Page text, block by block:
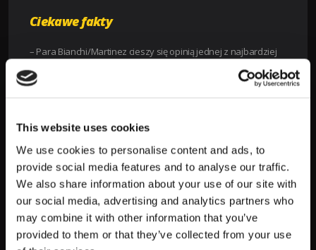
This website uses cookies
We use cookies to personalise content and ads, to
provide social media features and to analyse our traffic.
We also share information about your use of our site with
our social media, advertising and analytics partners who
may combine it with other information that you’ve
provided to them or that they’ve collected from your use
Ciekawe fakty
– Para Bianchi/Martinez cieszy się opinią jednej z najbardziej
dynamicznych i zgranych drużyn na aktualnej scenie tenisa
deblowego.
udziałem jest pełen nieprzewidywalnych zwrotów akcji.
wygrywają większość decydujących punktów, co świadczy o ich
zdolności do radzenia sobie z presją i dominacji w kluczowych
momentach.
Z wszystkimi tymi informacjami, wiele wskazuje na to, że
zobaczymy zwycięstwo pary Bianchi/Martinez, choć i wspólny
występ Alvarez/Hotze zapowiada się jako prawdziwa